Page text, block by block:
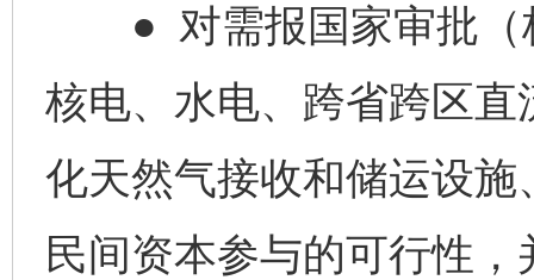
● 对需报国家审批（
核电、水电、跨省跨区
化天然气接收和储运设
民间资本参与的可行性